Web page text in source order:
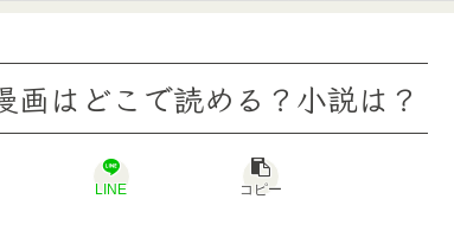
画はどこで読める？小説は？
LINE コピー